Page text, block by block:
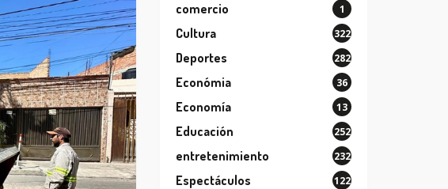
comercio 1
Cultura 322
Deportes 282
Económia 36
Economía 13
Educación 252
entretenimiento 232
Espectáculos 122